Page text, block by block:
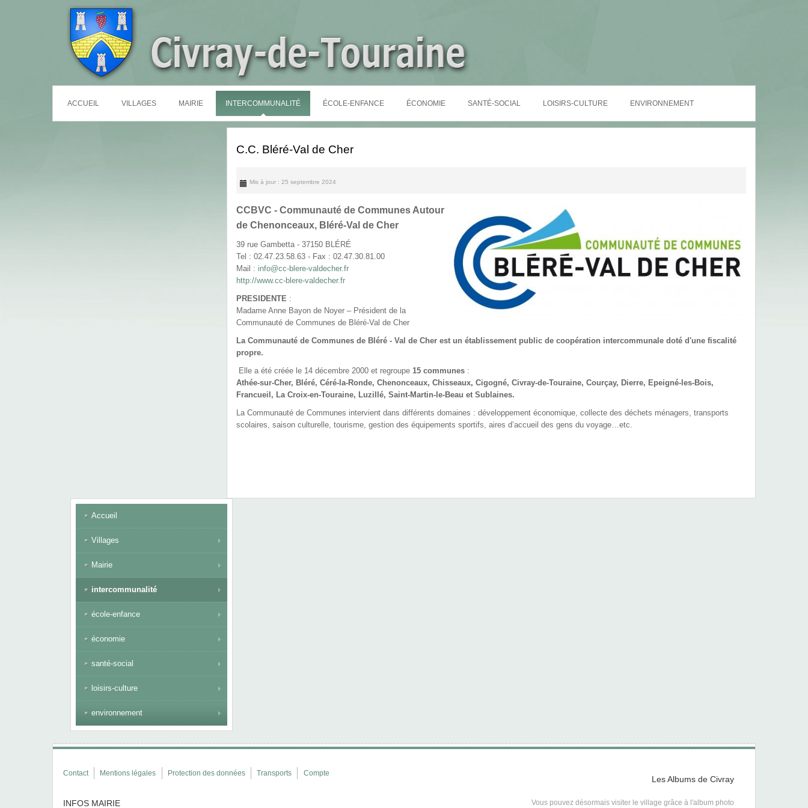
ACCUEIL VILLAGES MAIRIE INTERCOMMUNALITÉ ÉCOLE-ENFANCE ÉCONOMIE SANTÉ-SOCIAL LOISIRS-CULTURE ENVIRONNEMENT
C.C. Bléré-Val de Cher
Mis à jour : 25 septembre 2024
CCBVC - Communauté de Communes Autour
de Chenonceaux, Bléré-Val de Cher
39 rue Gambetta - 37150 BLÉRÉ
Tel : 02.47.23.58.63 - Fax : 02.47.30.81.00
Mail : info@cc-blere-valdecher.fr
http://www.cc-blere-valdecher.fr
PRESIDENTE :
Madame Anne Bayon de Noyer – Président de la
Communauté de Communes de Bléré-Val de Cher
La Communauté de Communes de Bléré - Val de Cher est un établissement public de coopération intercommunale doté d'une fiscalité
propre.
Elle a été créée le 14 décembre 2000 et regroupe 15 communes :
Athée-sur-Cher, Bléré, Céré-la-Ronde, Chenonceaux, Chisseaux, Cigogné, Civray-de-Touraine, Courçay, Dierre, Epeigné-les-Bois,
Francueil, La Croix-en-Touraine, Luzillé, Saint-Martin-le-Beau et Sublaines.
La Communauté de Communes intervient dans différents domaines : développement économique, collecte des déchets ménagers, transports
scolaires, saison culturelle, tourisme, gestion des équipements sportifs, aires d’accueil des gens du voyage…etc.
Accueil
Villages
Mairie
intercommunalité
école-enfance
économie
santé-social
loisirs-culture
environnement
Contact Mentions légales Protection des données Transports Compte
INFOS MAIRIE
Les Albums de Civray
Vous pouvez désormais visiter le village grâce à l'album photo